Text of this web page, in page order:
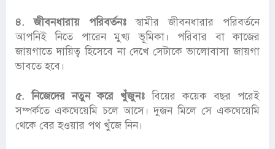
৪. জীবনধারায় পরিবর্তনঃস্বামীর জীবনধারার পরিবর্তনে
আপনিই নিতে পারেন মুখ্য ভূমিকা। পরিবার বা কাজের
জায়গাতে দায়িত্ব হিসেবে না দেখে সেটাকে ভালোবাসা জায়গা
ভাবতে হবে।
৫. নিজেদের নতুন করে খুঁজুনঃ বিয়ের কয়েক বছর পরেই
সম্পর্কতে একঘেয়েমি চলে আসে। দুজন মিলে সে একঘেয়েমি
থেকে বের হওয়ার পথ খুঁজে নিন।